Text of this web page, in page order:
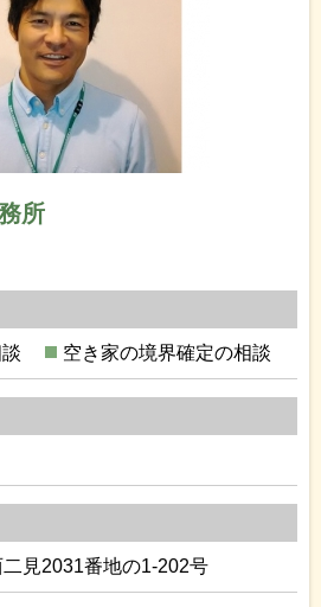
所
空き家の境界確定の相談
見2031番地の1-202号